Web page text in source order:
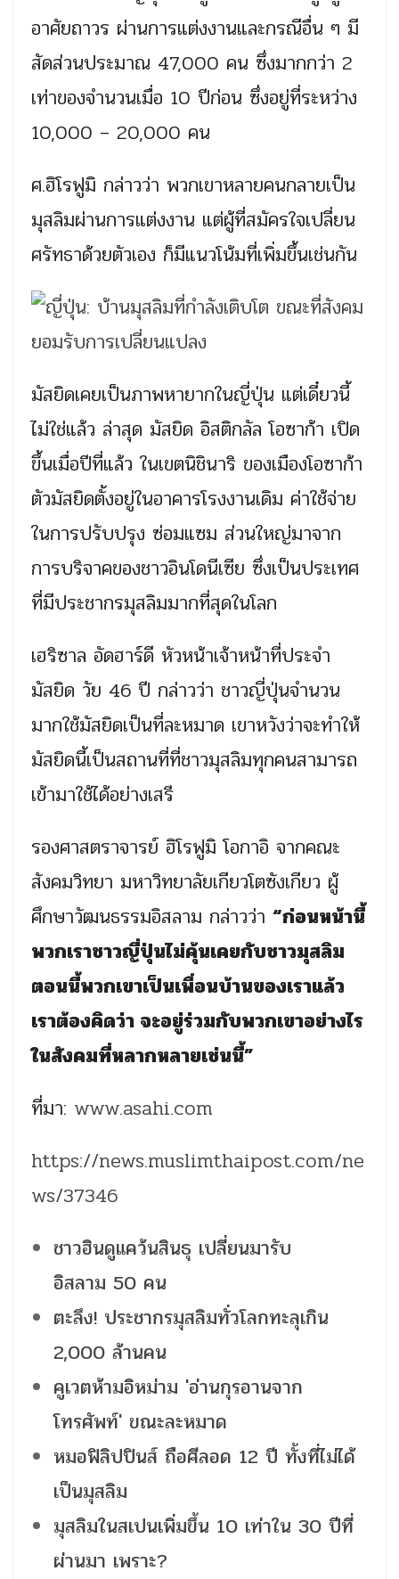
อาศัยถาวร ผ่านการแต่งงานและกรณีอื่น ๆ มี
สัดส่วนประมาณ 47,000 คน ซึ่งมากกว่า 2
เท่าของจำนวนเมื่อ 10 ปีก่อน ซึ่งอยู่ที่ระหว่าง
10,000 – 20,000 คน
ศ.ฮิโรฟูมิ กล่าวว่า พวกเขาหลายคนกลายเป็น
มุสลิมผ่านการแต่งงาน แต่ผู้ที่สมัครใจเปลี่ยน
ศรัทธาด้วยตัวเอง ก็มีแนวโน้มที่เพิ่มขึ้นเช่นกัน
มัสยิดเคยเป็นภาพหายากในญี่ปุ่น แต่เดี๋ยวนี้
ไม่ใช่แล้ว ล่าสุด มัสยิด อิสติกลัล โอซาก้า เปิด
ขึ้นเมื่อปีที่แล้ว ในเขตนิชินาริ ของเมืองโอซาก้า
ตัวมัสยิดตั้งอยู่ในอาคารโรงงานเดิม ค่าใช้จ่าย
ในการปรับปรุง ซ่อมแซม ส่วนใหญ่มาจาก
การบริจาคของชาวอินโดนีเซีย ซึ่งเป็นประเทศ
ที่มีประชากรมุสลิมมากที่สุดในโลก
เฮริซาล อัดฮาร์ดี หัวหน้าเจ้าหน้าที่ประจำ
มัสยิด วัย 46 ปี กล่าวว่า ชาวญี่ปุ่นจำนวน
มากใช้มัสยิดเป็นที่ละหมาด เขาหวังว่าจะทำให้
มัสยิดนี้เป็นสถานที่ที่ชาวมุสลิมทุกคนสามารถ
เข้ามาใช้ได้อย่างเสรี
รองศาสตราจารย์ ฮิโรฟูมิ โอกาอิ จากคณะ
สังคมวิทยา มหาวิทยาลัยเกียวโตซังเกียว ผู้
ศึกษาวัฒนธรรมอิสลาม กล่าวว่า “ก่อนหน้านี้
พวกเราชาวญี่ปุ่นไม่คุ้นเคยกับชาวมุสลิม
ตอนนี้พวกเขาเป็นเพื่อนบ้านของเราแล้ว
เราต้องคิดว่า จะอยู่ร่วมกับพวกเขาอย่างไร
ในสังคมที่หลากหลายเช่นนี้”
ที่มา: www.asahi.com
https://news.muslimthaipost.com/ne
ws/37346
ชาวฮินดูแคว้นสินธุ เปลี่ยนมารับ
อิสลาม 50 คน
ตะลึง! ประชากรมุสลิมทั่วโลกทะลุเกิน
2,000 ล้านคน
คูเวตห้ามอิหม่าม 'อ่านกุรอานจาก
โทรศัพท์' ขณะละหมาด
หมอฟิลิปปินส์ ถือศีลอด 12 ปี ทั้งที่ไม่ได้
เป็นมุสลิม
มุสลิมในสเปนเพิ่มขึ้น 10 เท่าใน 30 ปีที่
ผ่านมา เพราะ?